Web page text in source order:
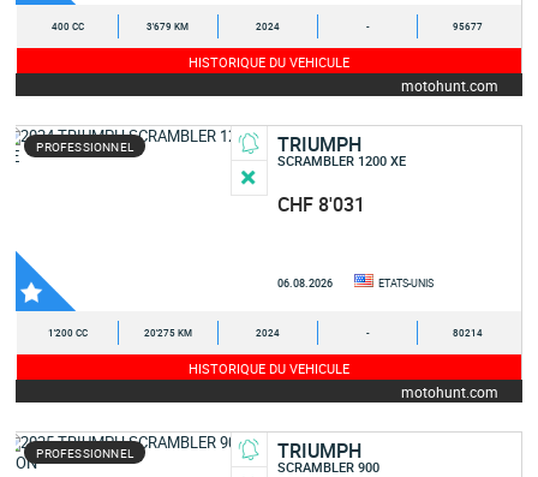
400 CC 3'679 KM 2024 - 95677
HISTORIQUE DU VEHICULE
motohunt.com
PROFESSIONNEL TRIUMPH
SCRAMBLER 1200 XE
CHF 8'031
06.08.2026 ETATS-UNIS
1'200 CC 20'275 KM 2024 - 80214
HISTORIQUE DU VEHICULE
motohunt.com
PROFESSIONNEL TRIUMPH
SCRAMBLER 900